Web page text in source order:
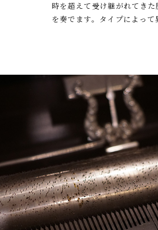
時を超えて受け継がれてき
を奏でます。タイプによって